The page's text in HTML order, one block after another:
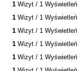
1 Wizyt / 1 Wyświetleń
1 Wizyt / 1 Wyświetleń
1 Wizyt / 1 Wyświetleń
1 Wizyt / 1 Wyświetleń
1 Wizyt / 1 Wyświetleń